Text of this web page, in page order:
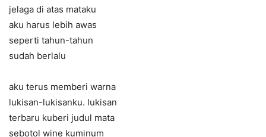
jelaga di atas mataku
aku harus lebih awas
seperti tahun-tahun
sudah berlalu
aku terus memberi warna
lukisan-lukisanku. lukisan
terbaru kuberi judul mata
sebotol wine kuminum